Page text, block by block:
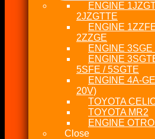
ENGINE
2JZGTTE
ENGINE
2ZZGE
ENGINE
ENGINE
5SFE / 5SGTE
ENGINE 4A-
20V)
TOYOTA
TOYOTA MR2
ENGINE
Close